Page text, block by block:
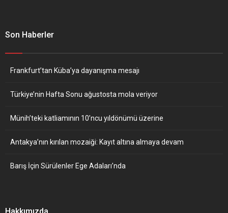
Son Haberler
Frankfurt’tan Küba’ya dayanışma mesajı
Türkiye’nin Hafta Sonu ağustosta mola veriyor
Münih’teki katliamının 10’ncu yıldönümü üzerine
Antakya’nın kırılan mozaiği: Kayıt altına almaya devam
Barış İçin Sürülenler Ege Adaları’nda
Hakkımızda